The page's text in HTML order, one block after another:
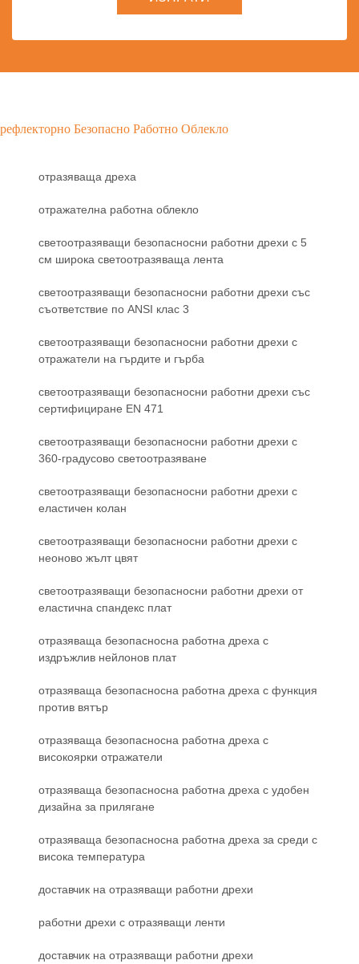
рефлекторно Безопасно Работно Облекло
отразяваща дреха
отражателна работна облекло
светоотразяващи безопасносни работни дрехи с 5
см широка светоотразяваща лента
светоотразяващи безопасносни работни дрехи със
съответствие по ANSI клас 3
светоотразяващи безопасносни работни дрехи с
отражатели на гърдите и гърба
светоотразяващи безопасносни работни дрехи със
сертифициране EN 471
светоотразяващи безопасносни работни дрехи с
360-градусово светоотразяване
светоотразяващи безопасносни работни дрехи с
еластичен колан
светоотразяващи безопасносни работни дрехи с
неоново жълт цвят
светоотразяващи безопасносни работни дрехи от
еластична спандекс плат
отразяваща безопасносна работна дреха с
издръжлив нейлонов плат
отразяваща безопасносна работна дреха с функция
против вятър
отразяваща безопасносна работна дреха с
високоярки отражатели
отразяваща безопасносна работна дреха с удобен
дизайна за прилягане
отразяваща безопасносна работна дреха за среди с
висока температура
доставчик на отразяващи работни дрехи
работни дрехи с отразяващи ленти
доставчик на отразяващи работни дрехи